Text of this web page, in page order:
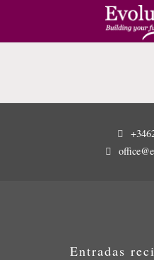
Entradas